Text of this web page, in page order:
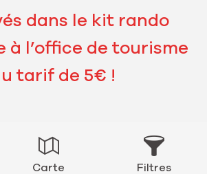
dans le kit rando
à l’office de tourisme
tarif de 5€ !
Carte Filtres